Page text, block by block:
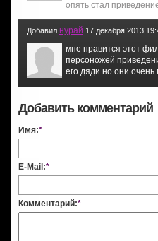
опять стал
Добавил нурай 17 декабря 2013
мне нравится этот
персоножей
его дяди но они очень
Добавить комментарий
Имя:*
E-Mail:*
Комментарий:*